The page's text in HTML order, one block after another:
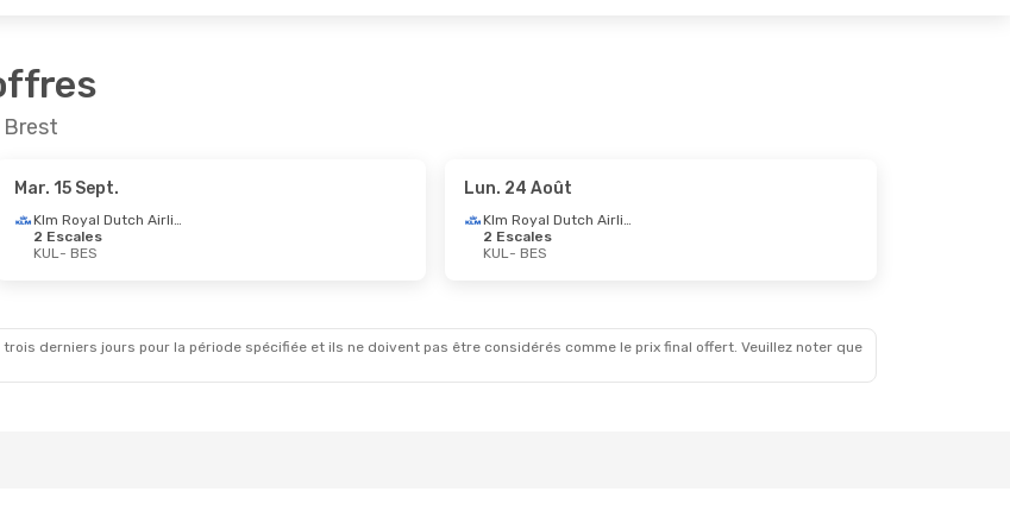
Brest
Mar. 15 Sept.
Klm Royal Dutch Airlines
2 Escales
KUL- BES
Lun. 24 Août
Klm Royal Dutch Airlines
2 Escales
KUL- BES
derniers jours pour la période spécifiée et ils ne doivent pas être considérés comme le prix final offert. Veuillez noter que